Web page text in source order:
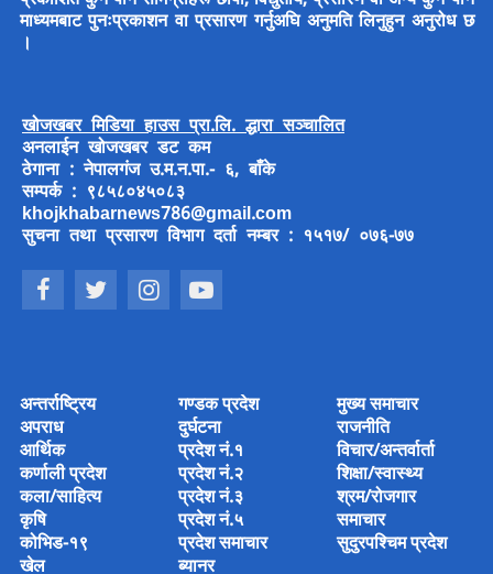
माध्यमबाट पुनःप्रकाशन वा प्रसारण गर्नुअघि अनुमति लिनुहुन अनुरोध छ
।
खोजखबर मिडिया हाउस प्रा.लि. द्धारा सञ्चालित
अनलाईन खोजखबर डट कम
ठेगाना : नेपालगंज उ.म.न.पा.- ६, बाँके
सम्पर्क : ९८५८०४५०८३
khojkhabarnews786@gmail.com
सुचना तथा प्रसारण विभाग दर्ता नम्बर : १५१७/ ०७६-७७
अन्तर्राष्ट्रिय
अपराध
आर्थिक
कर्णाली प्रदेश
कला/साहित्य
कृषि
कोभिड-१९
खेल
गण्डक प्रदेश
दुर्घटना
प्रदेश नं.१
प्रदेश नं.२
प्रदेश नं.३
प्रदेश नं.५
प्रदेश समाचार
ब्यानर
मुख्य समाचार
राजनीति
विचार/अन्तर्वार्ता
शिक्षा/स्वास्थ्य
श्रम/रोजगार
समाचार
सुदुरपश्चिम प्रदेश